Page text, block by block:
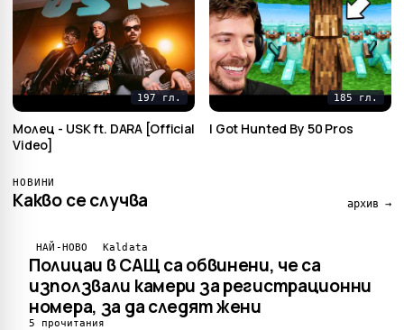
197 гл.
Mолец - USK ft. DARA [Official
Video]
185 гл.
I Got Hunted By 50 Pros
НОВИНИ
Какво се случва архив →
НАЙ-НОВО Kaldata
Полицаи в САЩ са обвинени, че са
използвали камери за регистрационни
номера, за да следят жени
5 прочитания